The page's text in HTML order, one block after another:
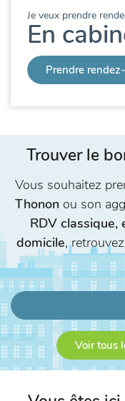
Je veux prendre
En
Prendre
Trouver le
Vous souhaitez
Thonon ou son
RDV classique,
domicile,
Voir tous